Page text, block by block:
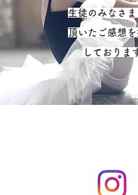
生徒のみなさま
頂いたご感想を
しておりま